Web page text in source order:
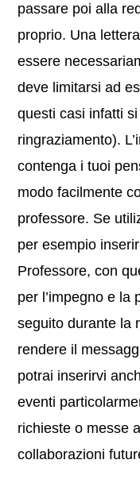
passare poi alla
proprio. Una
essere
deve limitarsi ad
questi casi infatti
ringraziamento).
contenga i tuoi
modo facilmente
professore. Se
per esempio
Professore, con
per l’impegno e la
seguito durante la
rendere il
potrai inserirvi
eventi
richieste o messe
collaborazioni